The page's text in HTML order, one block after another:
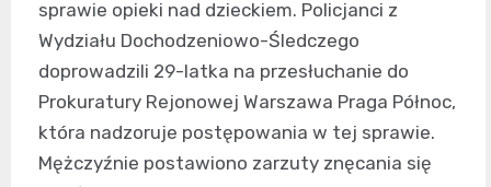
sprawie opieki nad dzieckiem. Policjanci z
Wydziału Dochodzeniowo-Śledczego
doprowadzili 29-latka na przesłuchanie do
Prokuratury Rejonowej Warszawa Praga Północ,
która nadzoruje postępowania w tej sprawie.
Mężczyźnie postawiono zarzuty znęcania się